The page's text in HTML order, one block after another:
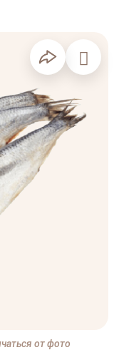
от фото